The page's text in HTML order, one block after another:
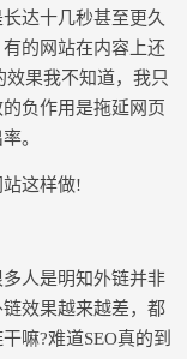
达十几秒甚至更久
的网站在内容上还
效果我不知道，我只
负作用是拖延网页
。
这样做!
人是明知外链并非
效果越来越差，都
嘛?难道SEO真的到